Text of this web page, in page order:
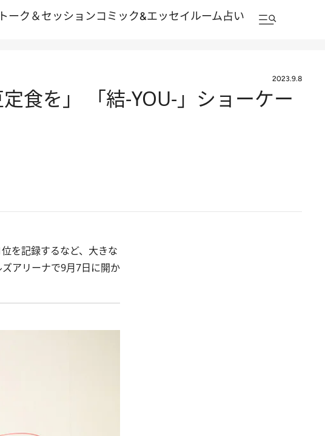
トーク＆セッションコミック&エッセイルーム占い
2023.9.8
食を」 「結-YOU-」ショーケー
を記録するなど、大きな
アリーナで9月7日に開か